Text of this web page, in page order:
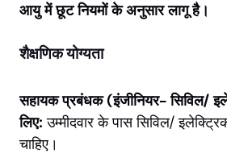
आयु में छूट नियमों के अनुसार लागू है।
शैक्षणिक योग्यता
सहायक प्रबंधक (इंजीनियर- सिविल/
लिए: उम्मीदवार के पास सिविल/
चाहिए।